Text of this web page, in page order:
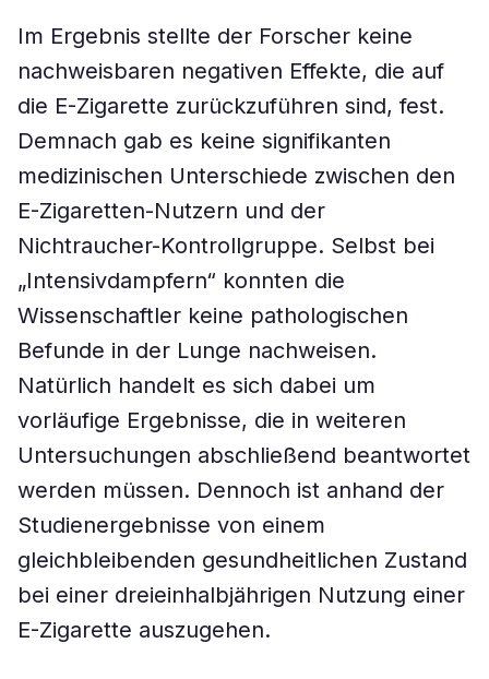
Im Ergebnis stellte der Forscher keine
nachweisbaren negativen Effekte, die auf
die E-Zigarette zurückzuführen sind, fest.
Demnach gab es keine signifikanten
medizinischen Unterschiede zwischen den
E-Zigaretten-Nutzern und der
Nichtraucher-Kontrollgruppe. Selbst bei
„Intensivdampfern“ konnten die
Wissenschaftler keine pathologischen
Befunde in der Lunge nachweisen.
Natürlich handelt es sich dabei um
vorläufige Ergebnisse, die in weiteren
Untersuchungen abschließend beantwortet
werden müssen. Dennoch ist anhand der
Studienergebnisse von einem
gleichbleibenden gesundheitlichen Zustand
bei einer dreieinhalbjährigen Nutzung einer
E-Zigarette auszugehen.